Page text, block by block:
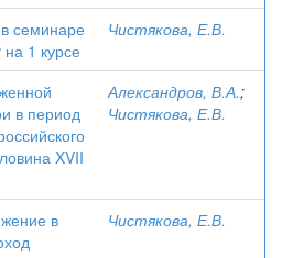
семинаре
1 курсе
Чистякова, Е.В.
в период
XVII
Александров, В.А.;
Чистякова, Е.В.
в
Чистякова, Е.В.